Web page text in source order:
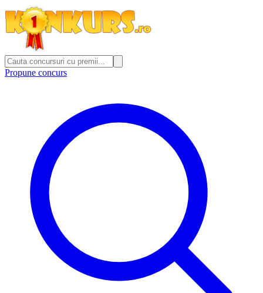
Propune concurs